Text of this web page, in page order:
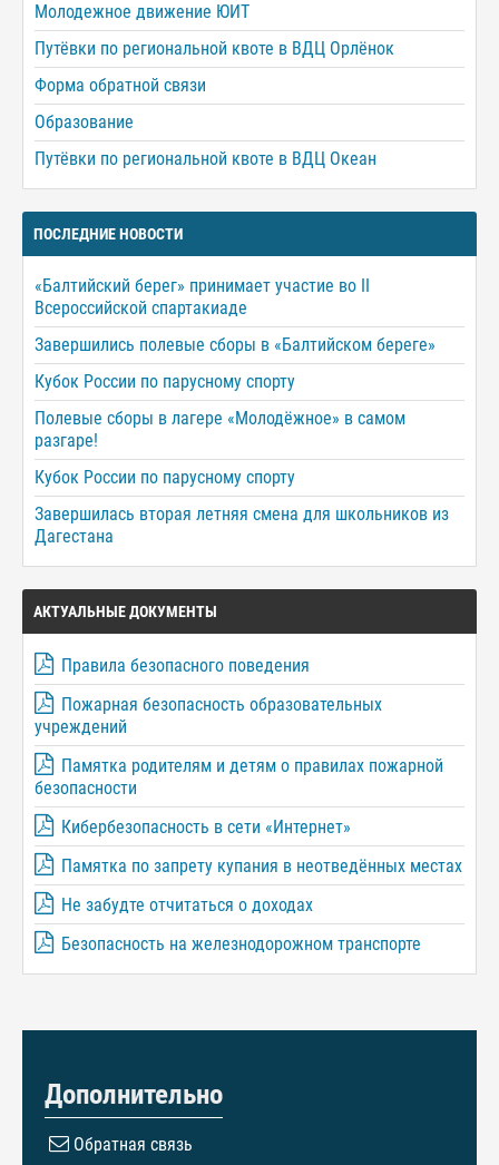
Молодежное движение ЮИТ
Путёвки по региональной квоте в ВДЦ Орлёнок
Форма обратной связи
Образование
Путёвки по региональной квоте в ВДЦ Океан
ПОСЛЕДНИЕ НОВОСТИ
«Балтийский берег» принимает участие во II
Всероссийской спартакиаде
Завершились полевые сборы в «Балтийском береге»
Кубок России по парусному спорту
Полевые сборы в лагере «Молодёжное» в самом
разгаре!
Кубок России по парусному спорту
Завершилась вторая летняя смена для школьников из
Дагестана
АКТУАЛЬНЫЕ ДОКУМЕНТЫ
Правила безопасного поведения
Пожарная безопасность образовательных
учреждений
Памятка родителям и детям о правилах пожарной
безопасности
Кибербезопасность в сети «Интернет»
Памятка по запрету купания в неотведённых местах
Не забудте отчитаться о доходах
Безопасность на железнодорожном транспорте
Дополнительно
Обратная связь